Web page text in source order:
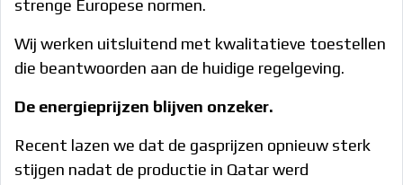
Interventie
aanvragen
strenge Europese normen.
Wij werken uitsluitend met kwalitatieve toestellen
die beantwoorden aan de huidige regelgeving.
De energieprijzen blijven onzeker.
Recent lazen we dat de gasprijzen opnieuw sterk
stijgen nadat de productie in Qatar werd